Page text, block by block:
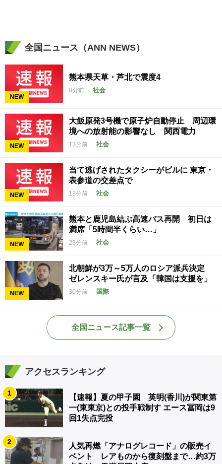
全国ニュース（ANN NEWS）
NEW
熊本県天草・芦北で震度4
8分前 社会
NEW
大飯原発3号機で原子炉自動停止 周辺環
境への放射能の影響なし 関西電力
13分前 社会
NEW
当て逃げされたタクシーがビルに 東京・
表参道の交差点で
18分前 社会
NEW
熊本と鹿児島結ぶ高速バス再開 初日は
満席「5時間半くらい…」
23分前 社会
NEW
北朝鮮が3万～5万人のロシア派兵決定
ゼレンスキー氏が言及「韓国は支援を」
30分前 国際
全国ニュース記事一覧
アクセスランキング
1
【速報】夏の甲子園 英明(香川)が関東第
一(東東京)との投手戦制す エース冨岡は9
回1失点完投
2
人気再燃「アナログレコード」の販売イ
ベント レアものから復刻盤まで…約3万